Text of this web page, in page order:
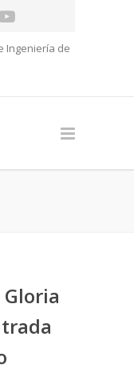
Ingeniería de